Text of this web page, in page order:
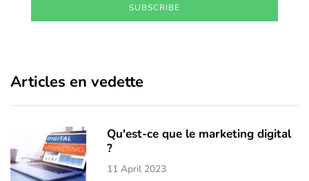
SUBSCRIBE
Articles en vedette
Qu'est-ce que le marketing digital
?
11 April 2023